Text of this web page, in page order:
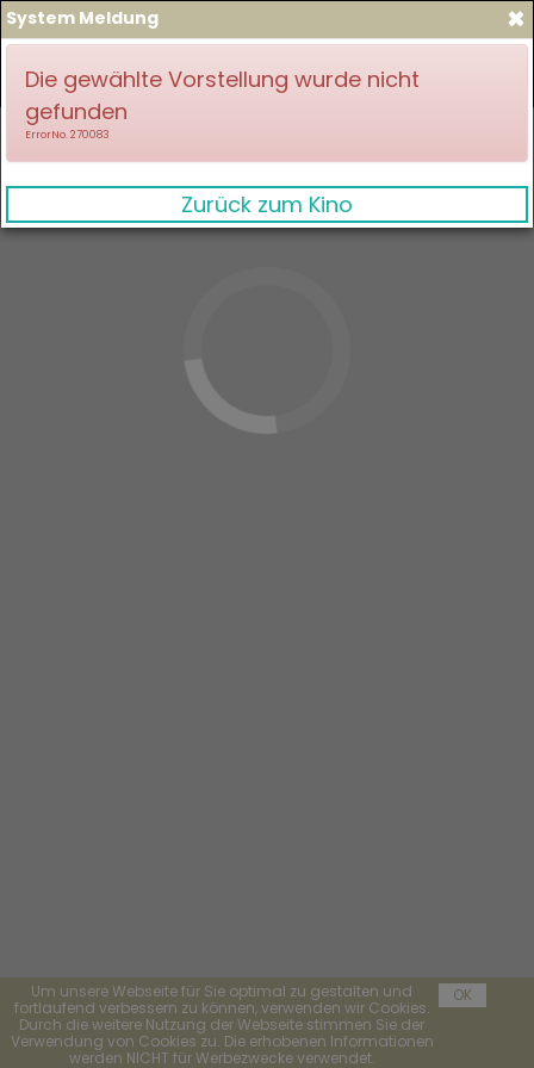
Um unsere Webseite für Sie optimal zu gestalten und
fortlaufend verbessern zu können, verwenden wir Cookies.
Durch die weitere Nutzung der Webseite stimmen Sie der
Verwendung von Cookies zu. Die erhobenen Informationen
werden NICHT für Werbezwecke verwendet.
OK
×
System Meldung
Die gewählte Vorstellung wurde nicht
gefunden
ErrorNo. 270083
Zurück zum Kino